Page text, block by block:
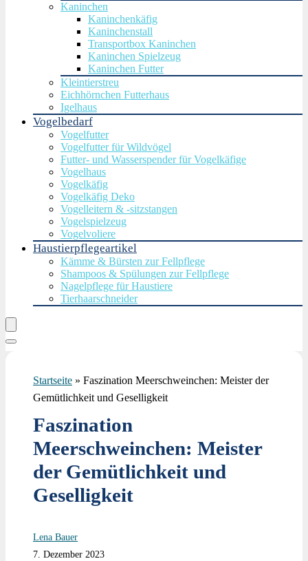
Kaninchen
Kaninchenkäfig
Kaninchenstall
Transportbox Kaninchen
Kaninchen Spielzeug
Kaninchen Futter
Kleintierstreu
Eichhörnchen Futterhaus
Igelhaus
Vogelbedarf
Vogelfutter
Vogelfutter für Wildvögel
Futter- und Wasserspender für Vogelkäfige
Vogelhaus
Vogelkäfig
Vogelkäfig Deko
Vogelleitern & -sitzstangen
Vogelspielzeug
Vogelvoliere
Haustierpflegeartikel
Kämme & Bürsten zur Fellpflege
Shampoos & Spülungen zur Fellpflege
Nagelpflege für Haustiere
Tierhaarschneider
Startseite » Faszination Meerschweinchen: Meister der
Gemütlichkeit und Geselligkeit
Faszination
Meerschweinchen: Meister
der Gemütlichkeit und
Geselligkeit
Lena Bauer
7. Dezember 2023